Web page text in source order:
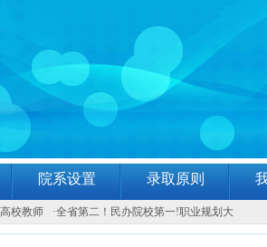
院系设置 录取原则
校教师 ·全省第二！民办院校第一!职业规划大